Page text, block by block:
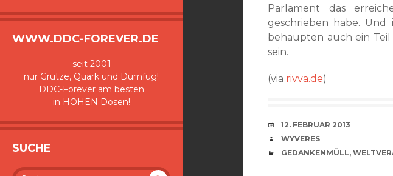
WWW.DDC-FOREVER.DE
seit 2001
nur Grütze, Quark und Dumfug!
DDC-Forever am besten
in HOHEN Dosen!
SUCHE
Suche
Parlament das
geschrieben habe.
behaupten auch ein
sein.
(via rivva.de)
VERABREDUNG
12. FEBRUAR 2013
VERFASSER
WYVERES
CATEGORIES
GEDANKENMÜLL,